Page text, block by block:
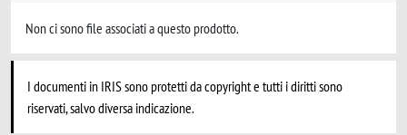
Non ci sono file associati a questo prodotto.
I documenti in IRIS sono protetti da copyright e tutti i diritti sono
riservati, salvo diversa indicazione.